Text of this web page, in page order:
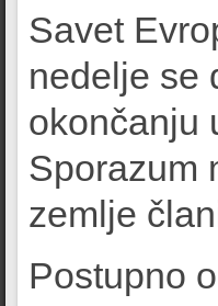
Savet
nedelje se
okončanju
Sporazum
zemlje
Postupno